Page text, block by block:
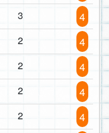
3 4
2 4
2 4
2 4
2 4